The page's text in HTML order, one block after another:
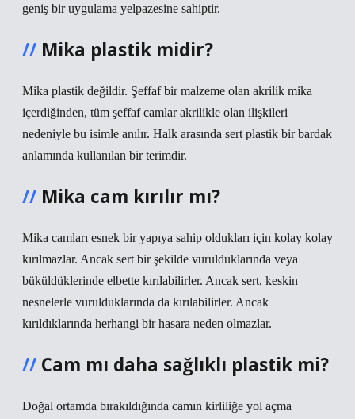
geniş bir uygulama yelpazesine sahiptir.
Mika plastik midir?
Mika plastik değildir. Şeffaf bir malzeme olan akrilik mika
içerdiğinden, tüm şeffaf camlar akrilikle olan ilişkileri
nedeniyle bu isimle anılır. Halk arasında sert plastik bir bardak
anlamında kullanılan bir terimdir.
Mika cam kırılır mı?
Mika camları esnek bir yapıya sahip oldukları için kolay kolay
kırılmazlar. Ancak sert bir şekilde vurulduklarında veya
büküldüklerinde elbette kırılabilirler. Ancak sert, keskin
nesnelerle vurulduklarında da kırılabilirler. Ancak
kırıldıklarında herhangi bir hasara neden olmazlar.
Cam mı daha sağlıklı plastik mi?
Doğal ortamda bırakıldığında camın kirliliğe yol açma